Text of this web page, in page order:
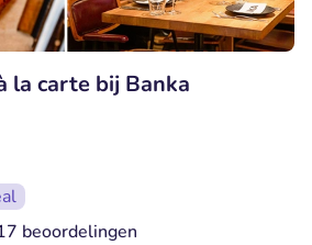
la carte bij Banka
beoordelingen